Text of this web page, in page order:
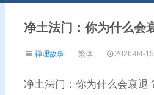
净土法门：你为什么会
禅理故事 繁体 2026-04-
净土法门：你为什么会衰退